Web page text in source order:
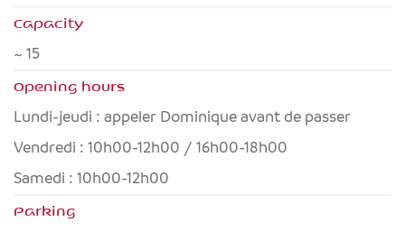
Capacity
~ 15
Opening hours
Lundi-jeudi : appeler Dominique avant de passer
Vendredi : 10h00-12h00 / 16h00-18h00
Samedi : 10h00-12h00
Parking